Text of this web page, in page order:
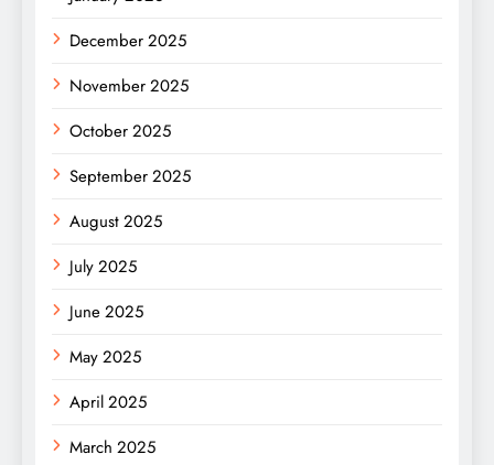
December 2025
November 2025
October 2025
September 2025
August 2025
July 2025
June 2025
May 2025
April 2025
March 2025